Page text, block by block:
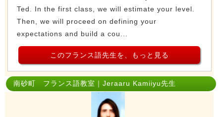
Ted. In the first class, we will estimate your level.
Then, we will proceed on defining your
expectations and build a cou...
このフランス語先生を、もっと見る
南砂町 フランス語教室｜Jeraaru Kamiiyu先生